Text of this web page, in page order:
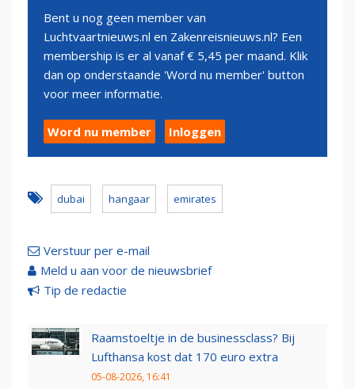
Bent u nog geen member van
Luchtvaartnieuws.nl en Zakenreisnieuws.nl? Een
membership is er al vanaf € 5,45 per maand. Klik
dan op onderstaande 'Word nu member' button
voor meer informatie.
Word nu member Inloggen
dubai hangaar emirates
Verstuur per e-mail
Meld u aan voor de nieuwsbrief
Tip de redactie
Raamstoeltje in de businessclass? Bij
Lufthansa kost dat 170 euro extra
05-08-2026, 16:41